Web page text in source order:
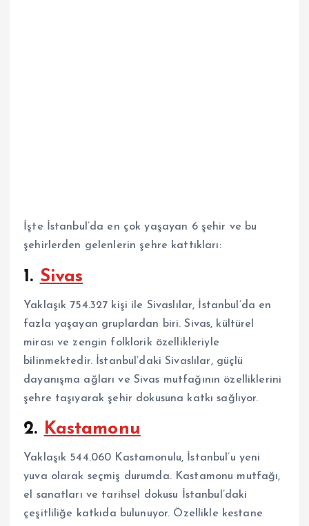
İşte İstanbul’da en çok yaşayan 6 şehir ve bu
şehirlerden gelenlerin şehre kattıkları:
1. Sivas
Yaklaşık 754.327 kişi ile Sivaslılar, İstanbul’da en
fazla yaşayan gruplardan biri. Sivas, kültürel
mirası ve zengin folklorik özellikleriyle
bilinmektedir. İstanbul’daki Sivaslılar, güçlü
dayanışma ağları ve Sivas mutfağının özelliklerini
şehre taşıyarak şehir dokusuna katkı sağlıyor.
2. Kastamonu
Yaklaşık 544.060 Kastamonulu, İstanbul’u yeni
yuva olarak seçmiş durumda. Kastamonu mutfağı,
el sanatları ve tarihsel dokusu İstanbul’daki
çeşitliliğe katkıda bulunuyor. Özellikle kestane